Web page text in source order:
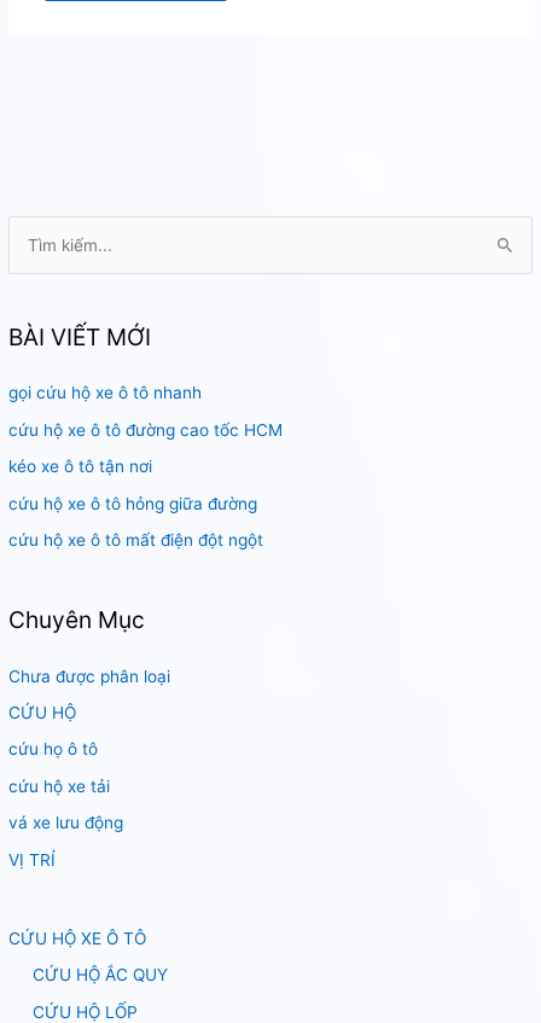
k
ế
m
:
BÀI VIẾT MỚI
gọi cứu hộ xe ô tô nhanh
cứu hộ xe ô tô đường cao tốc HCM
kéo xe ô tô tận nơi
cứu hộ xe ô tô hỏng giữa đường
cứu hộ xe ô tô mất điện đột ngột
Chuyên Mục
Chưa được phân loại
CỨU HỘ
cứu họ ô tô
cứu hộ xe tải
vá xe lưu động
VỊ TRÍ
CỨU HỘ XE Ô TÔ
CỨU HỘ ẮC QUY
CỨU HỘ LỐP